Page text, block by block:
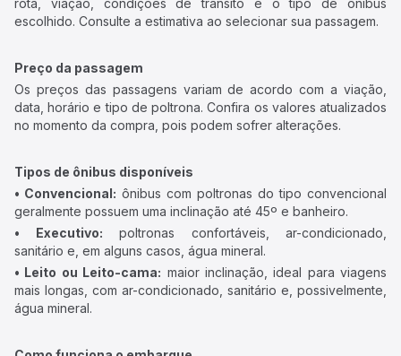
rota, viação, condições de trânsito e o tipo de ônibus
escolhido. Consulte a estimativa ao selecionar sua passagem.
Preço da passagem
Os preços das passagens variam de acordo com a viação,
data, horário e tipo de poltrona. Confira os valores atualizados
no momento da compra, pois podem sofrer alterações.
Tipos de ônibus disponíveis
• Convencional: ônibus com poltronas do tipo convencional
geralmente possuem uma inclinação até 45º e banheiro.
• Executivo: poltronas confortáveis, ar-condicionado,
sanitário e, em alguns casos, água mineral.
• Leito ou Leito-cama: maior inclinação, ideal para viagens
mais longas, com ar-condicionado, sanitário e, possivelmente,
água mineral.